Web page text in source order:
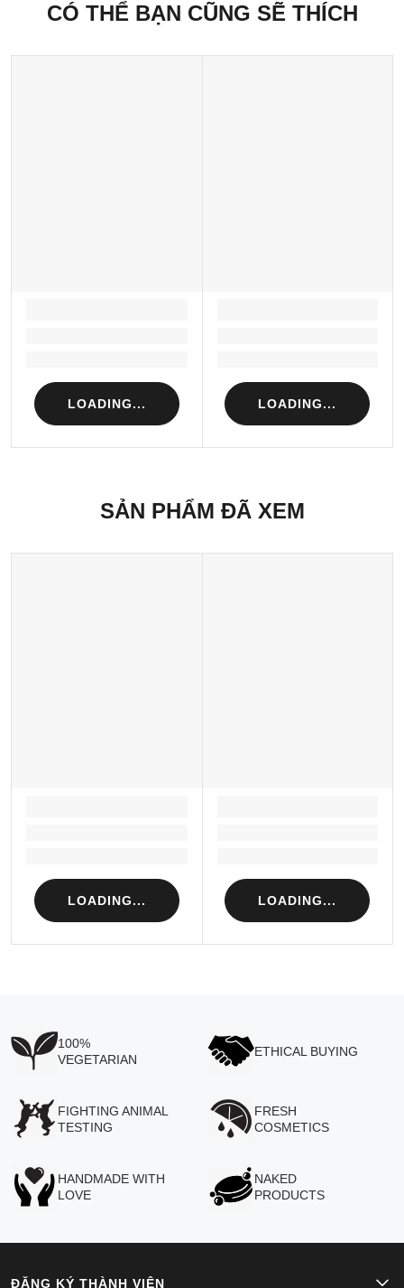
CÓ THỂ BẠN CŨNG SẼ THÍCH
LOADING... LOADING...
SẢN PHẨM ĐÃ XEM
LOADING... LOADING...
100%
VEGETARIAN
ETHICAL BUYING
FIGHTING ANIMAL
TESTING
FRESH
COSMETICS
HANDMADE WITH
LOVE
NAKED
PRODUCTS
ĐĂNG KÝ THÀNH VIÊN